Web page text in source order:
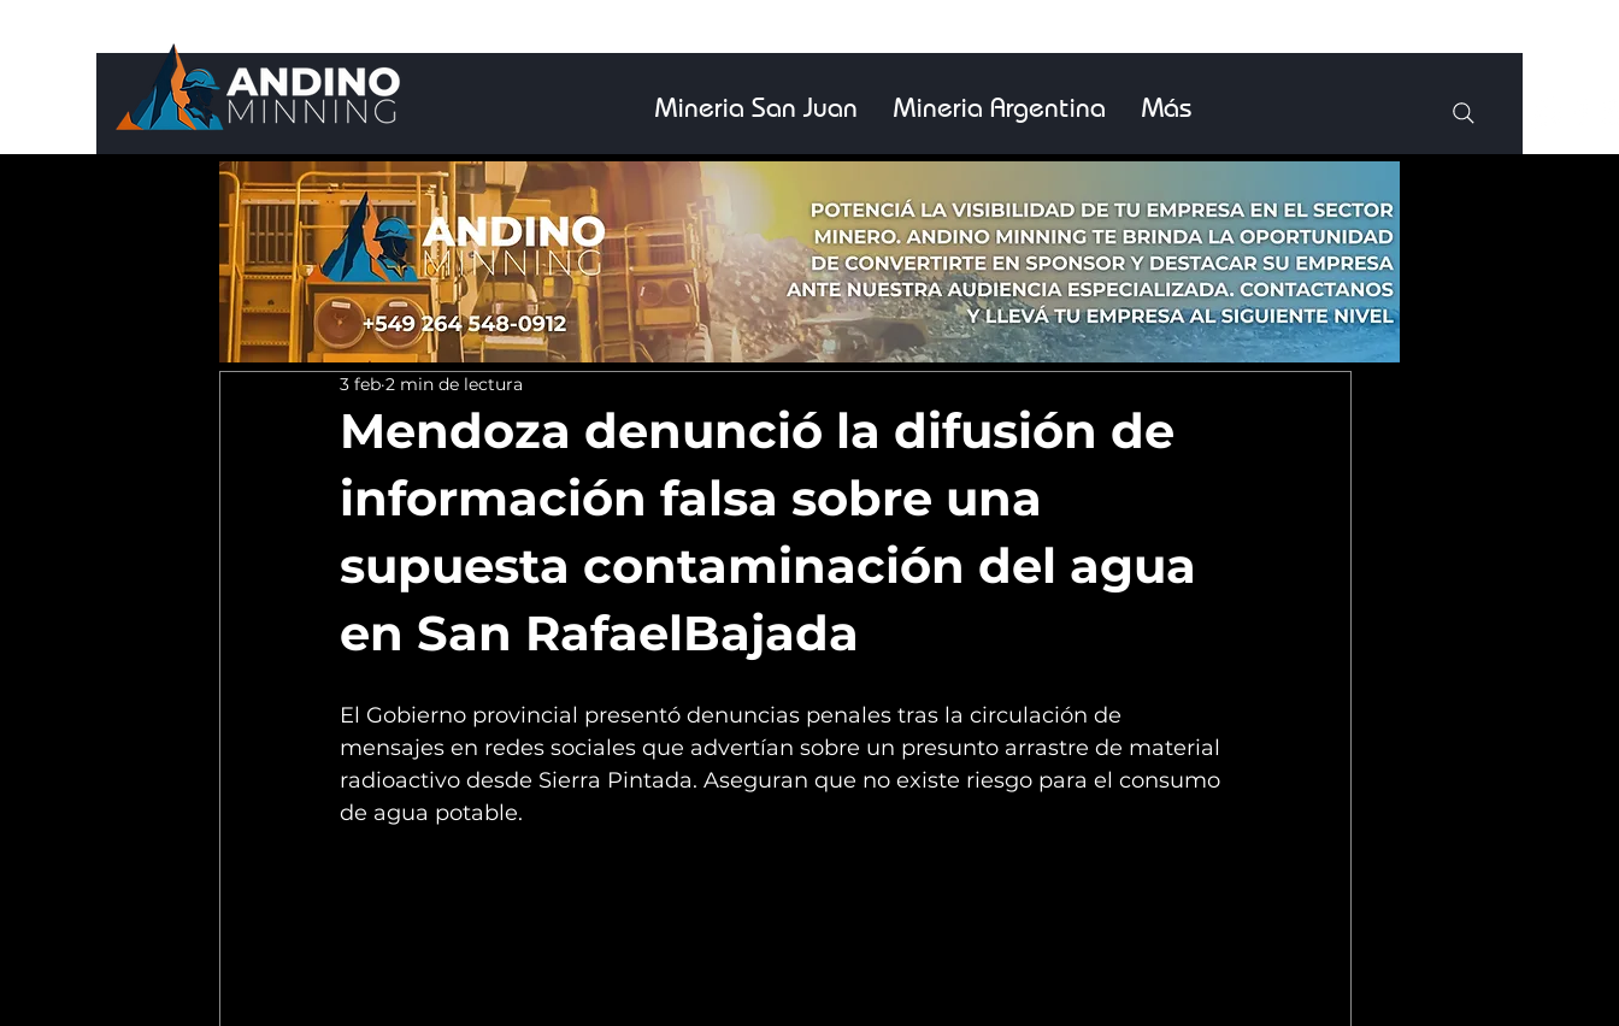
Mineria San Juan Mineria Argentina Más
Mendoza denunció la difusión de
información falsa sobre una
supuesta contaminación del agua
en San RafaelBajada
3 feb 2 min de lectura
El Gobierno provincial presentó denuncias penales tras la circulación de
mensajes en redes sociales que advertían sobre un presunto arrastre de material
radioactivo desde Sierra Pintada. Aseguran que no existe riesgo para el consumo
de agua potable.